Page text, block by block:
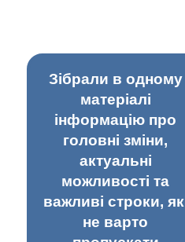
Зібрали в одному
матеріалі
інформацію про
головні зміни,
актуальні
можливості та
важливі строки,
не варто